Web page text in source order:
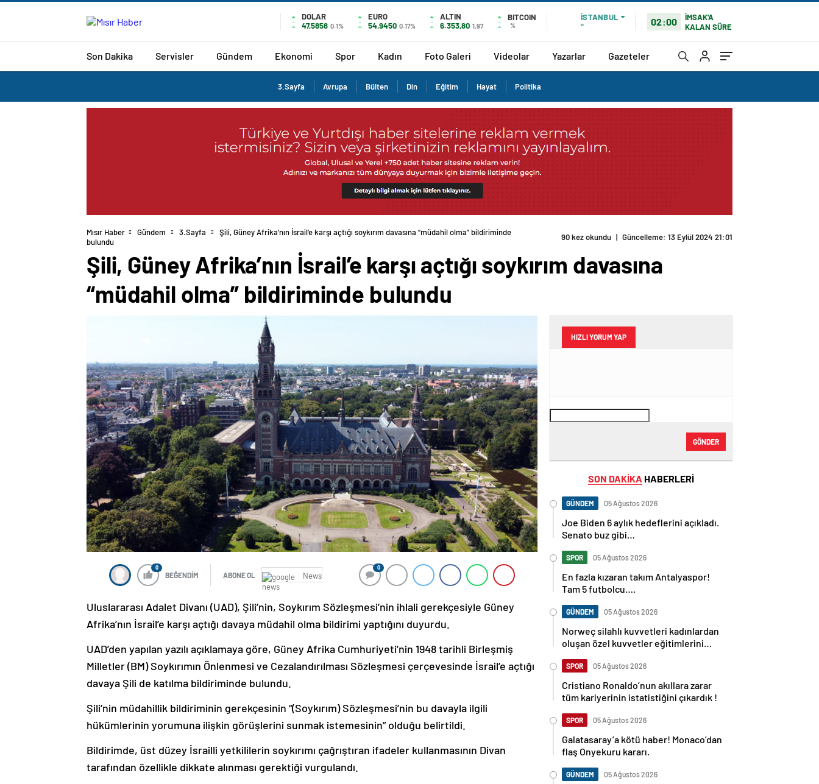
DOLAR
47,5858 0.1%
EURO
54,9450 0.17%
ALTIN
6.353,80 1,97
BITCOIN
%
İSTANBUL
°
02:00
İMSAK'A
KALAN SÜRE
Son Dakika Servisler Gündem Ekonomi Spor Kadın Foto Galeri Videolar Yazarlar Gazeteler
3.Sayfa Avrupa Bülten Din Eğitim Hayat Politika
Mısır Haber Gündem 3.Sayfa
Şili, Güney Afrika’nın İsrail’e karşı açtığı soykırım davasına “müdahil olma” bildiriminde
bulundu
90 kez okundu | Güncelleme: 13 Eylül 2024 21:01
Şili, Güney Afrika’nın İsrail’e karşı açtığı soykırım davasına
“müdahil olma” bildiriminde bulundu
0
BEĞENDİM ABONE OL News
0
Uluslararası Adalet Divanı (UAD), Şili’nin, Soykırım Sözleşmesi’nin ihlali gerekçesiyle Güney
Afrika’nın İsrail’e karşı açtığı davaya müdahil olma bildirimi yaptığını duyurdu.
UAD’den yapılan yazılı açıklamaya göre, Güney Afrika Cumhuriyeti’nin 1948 tarihli Birleşmiş
Milletler (BM) Soykırımın Önlenmesi ve Cezalandırılması Sözleşmesi çerçevesinde İsrail’e açtığı
davaya Şili de katılma bildiriminde bulundu.
Şili’nin müdahillik bildiriminin gerekçesinin “(Soykırım) Sözleşmesi’nin bu davayla ilgili
hükümlerinin yorumuna ilişkin görüşlerini sunmak istemesinin” olduğu belirtildi.
Bildirimde, üst düzey İsrailli yetkililerin soykırımı çağrıştıran ifadeler kullanmasının Divan
tarafından özellikle dikkate alınması gerektiği vurgulandı.
HIZLI YORUM YAP
GÖNDER
SON DAKİKA HABERLERİ
GÜNDEM 05 Ağustos 2026
Joe Biden 6 aylık hedeflerini açıkladı.
Senato buz gibi…
SPOR 05 Ağustos 2026
En fazla kızaran takım Antalyaspor!
Tam 5 futbolcu….
GÜNDEM 05 Ağustos 2026
Norweç silahlı kuvvetleri kadınlardan
oluşan özel kuvvetler eğitimlerini
SPOR 05 Ağustos 2026
Cristiano Ronaldo’nun akıllara zarar
tüm kariyerinin istatistiğini çıkardık !
SPOR 05 Ağustos 2026
Galatasaray’a kötü haber! Monaco’dan
flaş Onyekuru kararı.
GÜNDEM 05 Ağustos 2026